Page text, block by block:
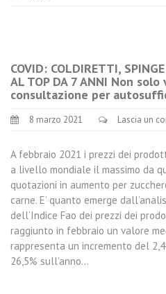
COVID: COLDIRETTI,
AL TOP DA 7 ANNI Non
consultazione per
8 marzo 2021 Lascia un
A febbraio 2021 i prezzi dei
a livello mondiale il massimo da
quotazioni in aumento per
carne. E’ quanto emerge
dell’Indice Fao dei prezzi dei
raggiunto in febbraio un valore
rappresenta un incremento del
26,5% sull’anno…